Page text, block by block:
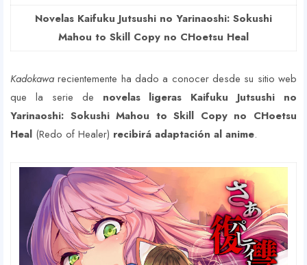
Novelas Kaifuku Jutsushi no Yarinaoshi: Sokushi
Mahou to Skill Copy no CHoetsu Heal
Kadokawa recientemente ha dado a conocer desde su sitio web
que la serie de novelas ligeras Kaifuku Jutsushi no
Yarinaoshi: Sokushi Mahou to Skill Copy no CHoetsu
Heal (Redo of Healer) recibirá adaptación al anime.